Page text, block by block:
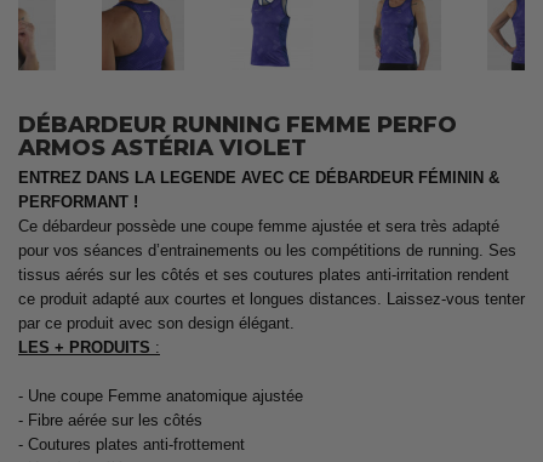
DÉBARDEUR RUNNING FEMME PERFO
ARMOS ASTÉRIA VIOLET
ENTREZ DANS LA LEGENDE AVEC CE DÉBARDEUR FÉMININ &
PERFORMANT !
Ce débardeur possède une coupe femme ajustée et sera très adapté
pour vos séances d’entrainements ou les compétitions de running. Ses
tissus aérés sur les côtés et ses coutures plates anti-irritation rendent
ce produit adapté aux courtes et longues distances. Laissez-vous tenter
par ce produit avec son design élégant.
LES + PRODUITS :
- Une coupe Femme anatomique ajustée
- Fibre aérée sur les côtés
- Coutures plates anti-frottement